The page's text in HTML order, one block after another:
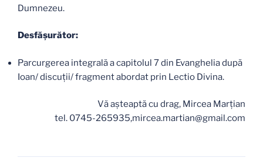
Dumnezeu.
Desfăşurător:
Parcurgerea integrală a capitolul 7 din Evanghelia după
Ioan/ discuții/ fragment abordat prin Lectio Divina.
Vă aşteaptă cu drag, Mircea Marţian
tel. 0745-265935,mircea.martian@gmail.com